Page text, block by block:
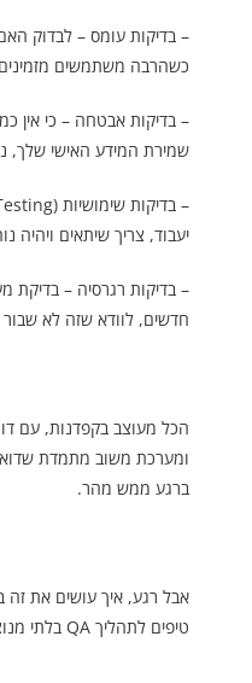
– בדיקות עומס – לבדוק
כשהרבה משתמשים
– בדיקות אבטחה – כי אין
שמירת המידע האישי שלך,
יעבוד, צריך שיתאים ויהיה
– בדיקות רגרסיה – בדיקת
חדשים, לוודא שזה לא
הכל מעוצב בקפדנות, עם
ומערכת משוב מתמדת
ברגע ממש מהר.
אבל רגע, איך עושים את
טיפים לתהליך QA בלתי מנוצח: